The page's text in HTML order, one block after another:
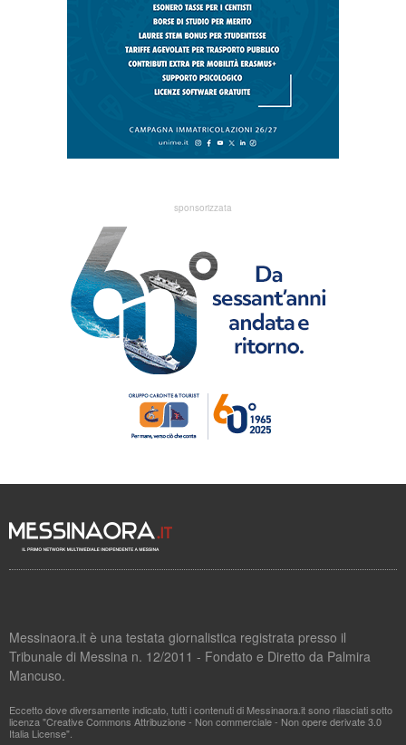
sponsorizzata
Messinaora.it è una testata giornalistica registrata presso il
Tribunale di Messina n. 12/2011 - Fondato e Diretto da Palmira
Mancuso.
Eccetto dove diversamente indicato, tutti i contenuti di Messinaora.it sono rilasciati sotto
licenza "Creative Commons Attribuzione - Non commerciale - Non opere derivate 3.0
Italia License".